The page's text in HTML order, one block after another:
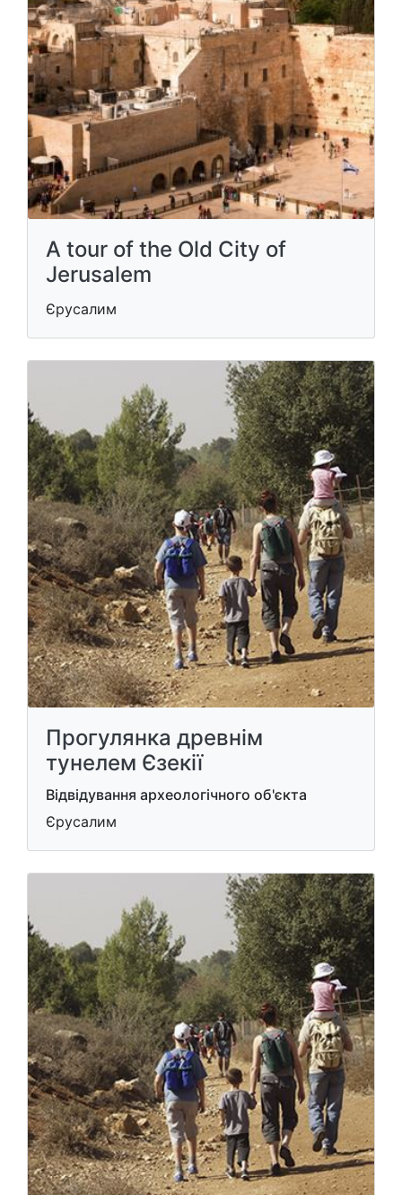
A tour of the Old City of
Jerusalem
Єрусалим
Прогулянка древнім
тунелем Єзекії
Відвідування археологічного об'єкта
Єрусалим